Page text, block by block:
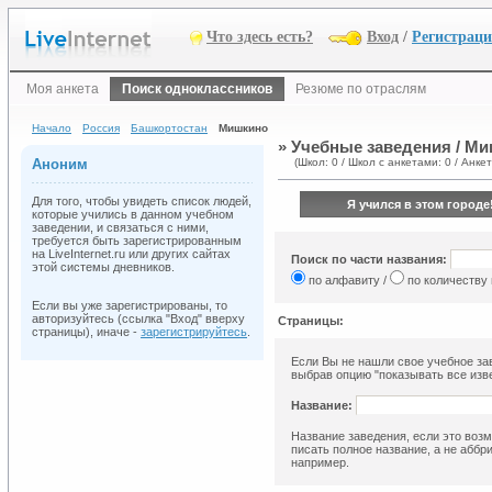
Что здесь есть? Вход /
Моя анкета Поиск одноклассников Резюме по отраслям
Начало Россия Башкортостан Мишкино
Аноним
Для того, чтобы увидеть список людей,
которые учились в данном учебном
заведении, и связаться с ними,
требуется быть зарегистрированным
на LiveInternet.ru или других сайтах
этой системы дневников.
Если вы уже зарегистрированы, то
авторизуйтесь (ссылка "Вход" вверху
страницы), иначе - зарегистрируйтесь
» Учебные заведения /
(Школ: 0 / Школ с анкетами: 0 /
Я учился в этом
Поиск по части названия:
по алфавиту /
по
Страницы:
Если Вы не нашли свое учебное
выбрав опцию "показывать все
Название:
Название заведения, если это
писать полное название, а не
например.